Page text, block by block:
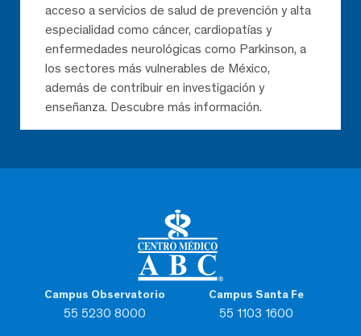
Campus Observatorio
55 5230 8000
Campus Santa Fe
55 1103 1600
acceso a servicios de salud de prevención y alta
especialidad como cáncer, cardiopatías y
enfermedades neurológicas como Parkinson, a
los sectores más vulnerables de México,
además de contribuir en investigación y
enseñanza. Descubre más información.